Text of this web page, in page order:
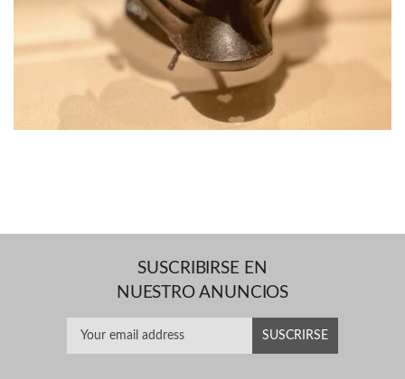
SUSCRIBIRSE EN
NUESTRO ANUNCIOS